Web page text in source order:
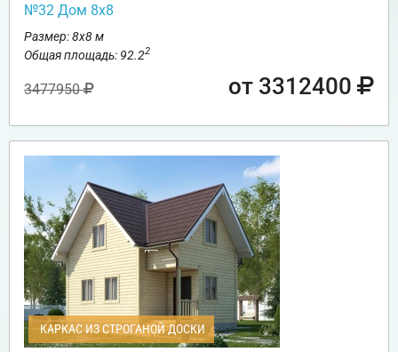
№32 Дом 8х8
Размер: 8х8 м
Общая площадь: 92.22
3477950 от 3312400
КАРКАС ИЗ СТРОГАНОЙ ДОСКИ